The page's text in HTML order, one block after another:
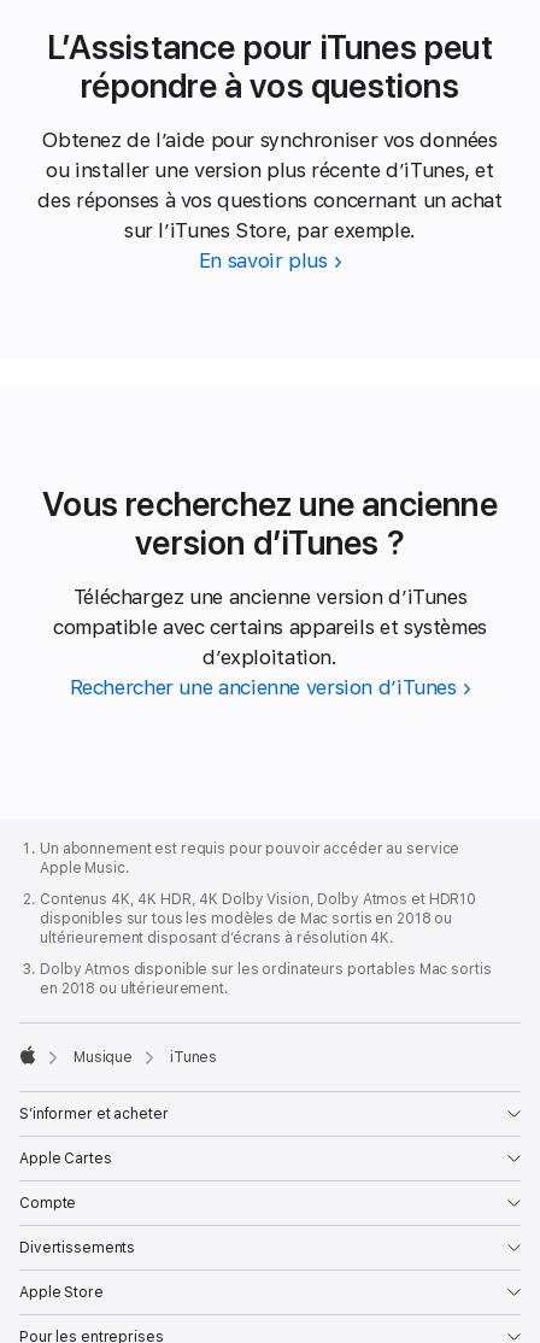
L’Assistance pour iTunes peut
répondre à vos questions
Obtenez de l’aide pour synchroniser vos données
ou installer une version plus récente d’iTunes, et
des réponses à vos questions concernant un achat
sur l’iTunes Store, par exemple.
En savoir plus
Vous recherchez une ancienne
version d’iTunes ?
Téléchargez une ancienne version d’iTunes
compatible avec certains appareils et systèmes
d’exploitation.
Rechercher une ancienne version d’iTunes
de
page
Un abonnement est requis pour pouvoir accéder au service
Apple Music.
Contenus 4K, 4K HDR, 4K Dolby Vision, Dolby Atmos et HDR10
disponibles sur tous les modèles de Mac sortis en 2018 ou
ultérieurement disposant d’écrans à résolution 4K.
Dolby Atmos disponible sur les ordinateurs portables Mac sortis
en 2018 ou ultérieurement.

Musique iTunes
S’informer et acheter
Apple Cartes
Compte
Divertissements
Apple Store
Pour les entreprises